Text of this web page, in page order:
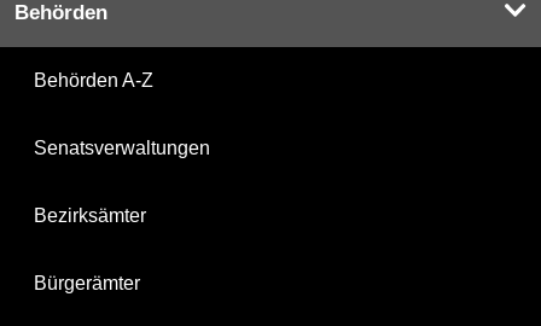
Behörden
Behörden A-Z
Senatsverwaltungen
Bezirksämter
Bürgerämter